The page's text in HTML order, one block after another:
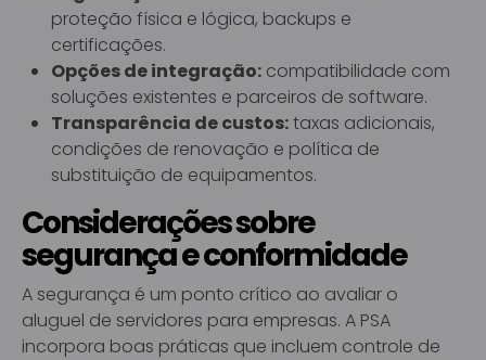
proteção física e lógica, backups e
certificações.
Opções de integração: compatibilidade com
soluções existentes e parceiros de software.
Transparência de custos:taxas adicionais,
condições de renovação e política de
substituição de equipamentos.
Considerações sobre
segurança e conformidade
A segurança é um ponto crítico ao avaliar o
aluguel de servidores para empresas. A PSA
incorpora boas práticas que incluem controle de